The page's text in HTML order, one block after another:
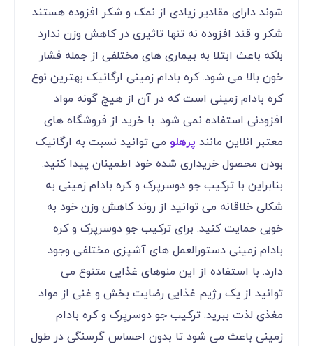
شوند دارای مقادیر زیادی از نمک و شکر افزوده هستند.
شکر و قند افزوده نه تنها تاثیری در کاهش وزن ندارد
بلکه باعث ابتلا به بیماری های مختلفی از جمله فشار
خون بالا می شود. کره بادام زمینی ارگانیک بهترین نوع
کره بادام زمینی است که در آن از هیچ گونه مواد
افزودنی استفاده نمی شود. با خرید از فروشگاه های
معتبر انلاین مانند پرهلومی توانید نسبت به ارگانیک
بودن محصول خریداری شده خود اطمینان پیدا کنید.
بنابراین با ترکیب جو دوسرپرک و کره بادام زمینی به
شکلی خلاقانه می توانید از روند کاهش وزن خود به
خوبی حمایت کنید. برای ترکیب جو دوسرپرک و کره
بادام زمینی دستورالعمل های آشپزی مختلفی وجود
دارد. با استفاده از این منوهای غذایی متنوع می
توانید از یک رژیم غذایی رضایت بخش و غنی از مواد
مغذی لذت ببرید. ترکیب جو دوسرپرک و کره بادام
زمینی باعث می شود تا بدون احساس گرسنگی در طول